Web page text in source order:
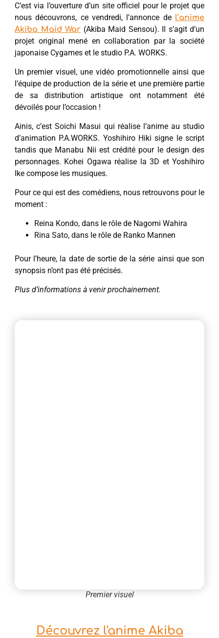
C’est via l’ouverture d’un site officiel pour le projet que
nous découvrons, ce vendredi, l’annonce de l’anime
Akiba Maid War (Akiba Maid Sensou). Il s’agit d’un
projet original mené en collaboration par la société
japonaise Cygames et le studio P.A. WORKS.
Un premier visuel, une vidéo promotionnelle ainsi que
l’équipe de production de la série et une première partie
de sa distribution artistique ont notamment été
dévoilés pour l’occasion !
Ainis, c’est Soichi Masui qui réalise l’anime au studio
d’animation P.A.​WORKS. Yoshihiro Hiki signe le script
tandis que Manabu Nii est crédité pour le design des
personnages. Kohei Ogawa réalise la 3D et Yoshihiro
Ike compose les musiques.
Pour ce qui est des comédiens, nous retrouvons pour le
moment :
Reina Kondo, dans le rôle de Nagomi Wahira
Rina Sato, dans le rôle de Ranko Mannen
Pour l’heure, la date de sortie de la série ainsi que son
synopsis n’ont pas été précisés.
Plus d’informations à venir prochainement.
Premier visuel
Découvrez l'anime Akiba